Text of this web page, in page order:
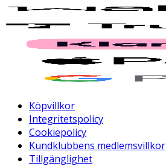
Köpvillkor
Integritetspolicy
Cookiepolicy
Kundklubbens medlemsvillkor
Tillgänglighet